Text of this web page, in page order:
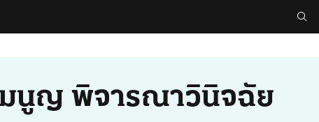
มนูญ พิจารณาวินิจฉัย